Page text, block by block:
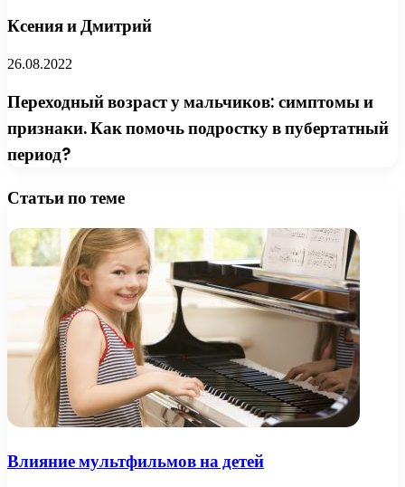
Ксения и Дмитрий
26.08.2022
Переходный возраст у мальчиков: симптомы и
признаки. Как помочь подростку в пубертатный
период?
Статьи по теме
Влияние мультфильмов на детей